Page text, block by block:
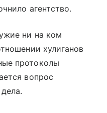
агентство.
ни на ком
хулиганов
протоколы
вопрос